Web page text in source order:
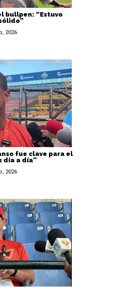
bullpen: “Estuvo
2026
fue clave para el
día a día”
2026